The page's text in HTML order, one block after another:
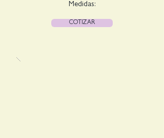
Medidas:
COTIZAR